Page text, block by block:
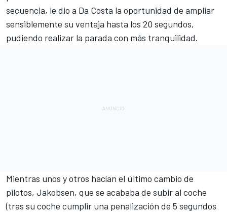
secuencia, le dio a Da Costa la oportunidad de ampliar
sensiblemente su ventaja hasta los 20 segundos,
pudiendo realizar la parada con más tranquilidad.
Mientras unos y otros hacían el último cambio de
pilotos, Jakobsen, que se acababa de subir al coche
(tras su coche cumplir una penalización de 5 segundos